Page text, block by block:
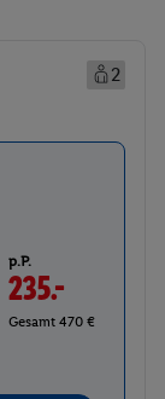
2
p.P.
235.-
Gesamt 470 €